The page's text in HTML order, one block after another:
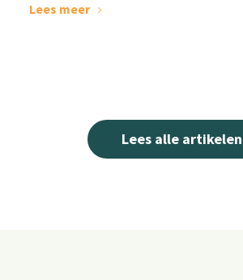
Lees meer
Lees alle artikelen